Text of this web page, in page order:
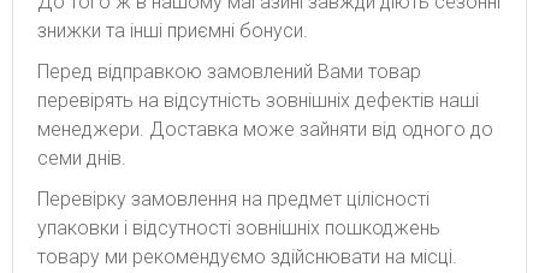
знижки та інші приємні бонуси.
Перед відправкою замовлений Вами товар
перевірять на відсутність зовнішніх дефектів наші
менеджери. Доставка може зайняти від одного до
семи днів.
Перевірку замовлення на предмет цілісності
упаковки і відсутності зовнішніх пошкоджень
товару ми рекомендуємо здійснювати на місці.